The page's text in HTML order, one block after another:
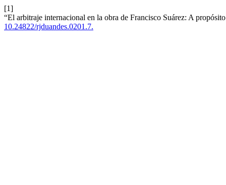
[1]
“El arbitraje internacional en la obra de Francisco Suárez: A
10.24822/rjduandes.0201.7.